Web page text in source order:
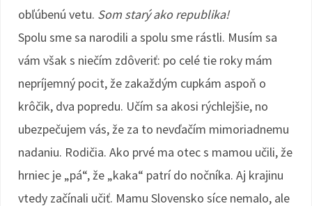
obľúbenú vetu. Som starý ako republika!
Spolu sme sa narodili a spolu sme rástli. Musím sa
vám však s niečím zdôveriť: po celé tie roky mám
nepríjemný pocit, že zakaždým cupkám aspoň o
krôčik, dva popredu. Učím sa akosi rýchlejšie, no
ubezpečujem vás, že za to nevďačím mimoriadnemu
nadaniu. Rodičia. Ako prvé ma otec s mamou učili, že
hrniec je „pá“, že „kaka“ patrí do nočníka. Aj krajinu
vtedy začínali učiť. Mamu Slovensko síce nemalo, ale